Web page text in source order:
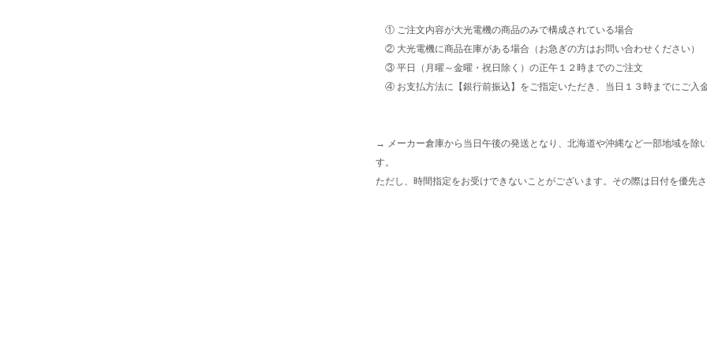
① ご注文内容が大光電機の商品のみで構成されている場合
② 大光電機に商品在庫がある場合（お急ぎの方はお問い合わせください）
③ 平日（月曜～金曜・祝日除く）の正午１２時までのご注文
④ お支払方法に【銀行前振込】をご指定いただき、当日１３時までにご入
→ メーカー倉庫から当日午後の発送となり、北海道や沖縄など一部地域を除
す。
ただし、時間指定をお受けできないことがございます。その際は日付を優先